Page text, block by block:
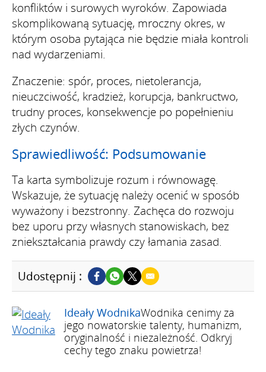
konfliktów i surowych wyroków. Zapowiada
skomplikowaną sytuację, mroczny okres, w
którym osoba pytająca nie będzie miała kontroli
nad wydarzeniami.
Znaczenie: spór, proces, nietolerancja,
nieuczciwość, kradzież, korupcja, bankructwo,
trudny proces, konsekwencje po popełnieniu
złych czynów.
Sprawiedliwość: Podsumowanie
Ta karta symbolizuje rozum i równowagę.
Wskazuje, że sytuację należy ocenić w sposób
wyważony i bezstronny. Zachęca do rozwoju
bez uporu przy własnych stanowiskach, bez
zniekształcania prawdy czy łamania zasad.
Udostępnij :
Ideały WodnikaWodnika cenimy za
jego nowatorskie talenty, humanizm,
oryginalność i niezależność. Odkryj
cechy tego znaku powietrza!